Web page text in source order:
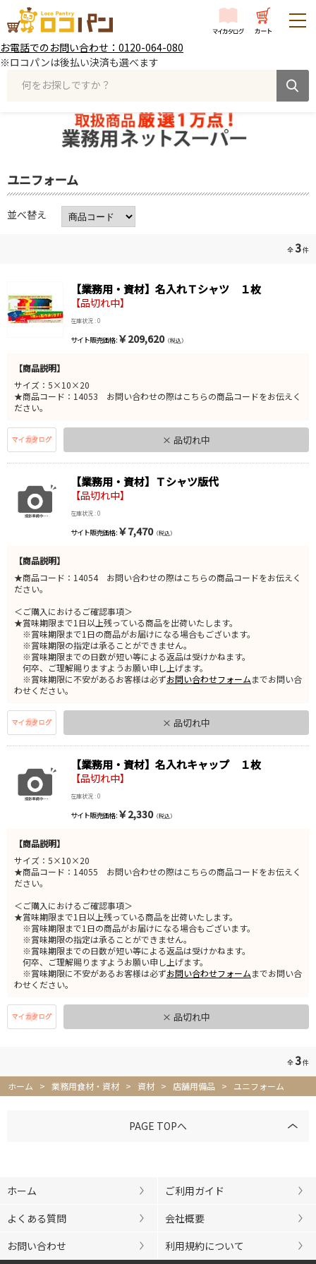
お電話でのお問い合わせ：0120-064-080
※ロコパンは後払い決済も選べます
何をお探しですか？
ユニフォーム
並べ替え
全 3件
【業務用・資材】名入れＴシャツ １枚
【品切れ中】
在庫状況 : 0
サイト販売価格 : ￥209,620（税込）
【商品説明】
サイズ：5×10×20
★商品コード：14053 お問い合わせの際はこちらの商品コードをお伝えく
ださい。
× 品切れ中
【業務用・資材】Ｔシャツ版代
【品切れ中】
在庫状況 : 0
サイト販売価格 : ￥7,470（税込）
【商品説明】
★商品コード：14054 お問い合わせの際はこちらの商品コードをお伝えく
ださい。
＜ご購入におけるご確認事項＞
★賞味期限まで1日以上残っている商品を出荷いたします。
※賞味期限まで1日の商品がお届けになる場合もございます。
※賞味期限の指定は承ることができません。
※賞味期限までの日数が短い等による返品は受けかねます。
何卒、ご理解賜りますようお願い申し上げます。
※賞味期限に不安があるお客様は必ずお問い合わせフォームまでお問い合
わせください。
× 品切れ中
【業務用・資材】名入れキャップ １枚
【品切れ中】
在庫状況 : 0
サイト販売価格 : ￥2,330（税込）
【商品説明】
サイズ：5×10×20
★商品コード：14055 お問い合わせの際はこちらの商品コードをお伝えく
ださい。
＜ご購入におけるご確認事項＞
★賞味期限まで1日以上残っている商品を出荷いたします。
※賞味期限まで1日の商品がお届けになる場合もございます。
※賞味期限の指定は承ることができません。
※賞味期限までの日数が短い等による返品は受けかねます。
何卒、ご理解賜りますようお願い申し上げます。
※賞味期限に不安があるお客様は必ずお問い合わせフォームまでお問い合
わせください。
× 品切れ中
全 3件
ホーム > 業務用食材・資材 > 資材 > 店舗用備品 > ユニフォーム
PAGE TOPへ
ホーム
ご利用ガイド
よくある質問
会社概要
お問い合わせ
利用規約について